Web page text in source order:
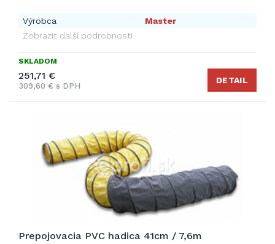
Výrobca
Master
Zobrazit další podrobnosti
SKLADOM
251,71 €
309,60 € s DPH
DETAIL
Prepojovacia PVC hadica 41cm / 7,6m